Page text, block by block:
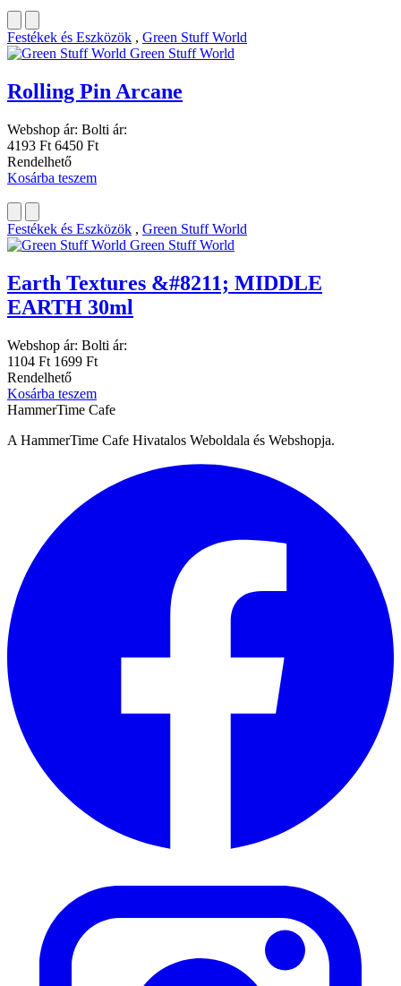
Festékek és Eszközök , Green Stuff World
Green Stuff World
Rolling Pin Arcane
Webshop ár: Bolti ár:
4193 Ft 6450 Ft
Rendelhető
Kosárba teszem
Festékek és Eszközök , Green Stuff World
Green Stuff World
Earth Textures &#8211; MIDDLE
EARTH 30ml
Webshop ár: Bolti ár:
1104 Ft 1699 Ft
Rendelhető
Kosárba teszem
HammerTime Cafe
A HammerTime Cafe Hivatalos Weboldala és Webshopja.